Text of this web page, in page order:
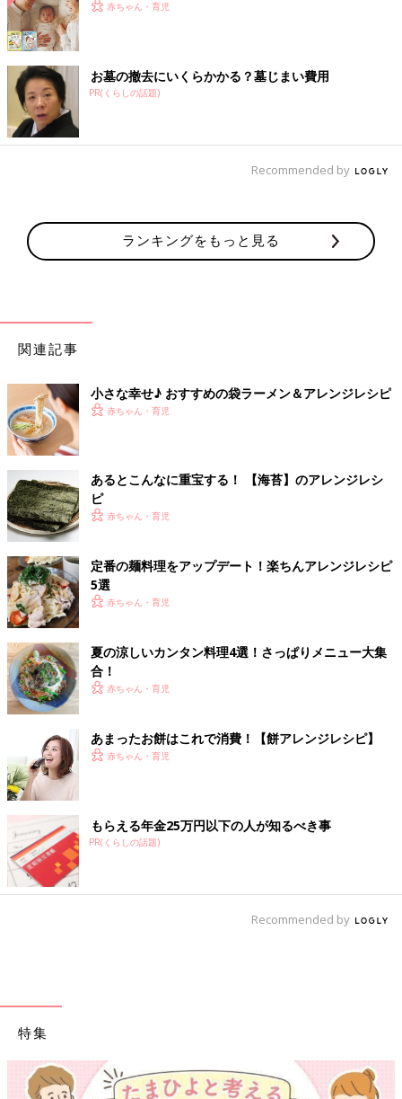
赤ちゃん・育児
お墓の撤去にいくらかかる？墓じまい費用
PR(くらしの話題)
Recommended by
ランキングをもっと見る
関連記事
小さな幸せ♪ おすすめの袋ラーメン＆アレンジレシピ
赤ちゃん・育児
あるとこんなに重宝する！ 【海苔】のアレンジレシ
ピ
赤ちゃん・育児
定番の麺料理をアップデート！楽ちんアレンジレシピ
5選
赤ちゃん・育児
夏の涼しいカンタン料理4選！さっぱりメニュー大集
合！
赤ちゃん・育児
あまったお餅はこれで消費！【餅アレンジレシピ】
赤ちゃん・育児
もらえる年金25万円以下の人が知るべき事
PR(くらしの話題)
Recommended by
特集